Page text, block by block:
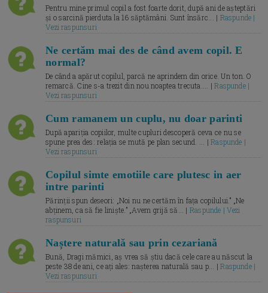
Pentru mine primul copil a fost foarte dorit, după ani de așteptări
și o sarcină pierduta la 16 săptămâni. Sunt însărc... | Raspunde |
Vezi raspunsuri
Ne certăm mai des de când avem copil. E
normal?
De când a apărut copilul, parcă ne aprindem din orice. Un ton. O
remarcă. Cine s-a trezit din nou noaptea trecuta.... |Raspunde |
Vezi raspunsuri
Cum ramanem un cuplu, nu doar parinti
După apariția copiilor, multe cupluri descoperă ceva ce nu se
spune prea des: relația se mută pe plan secund. ... |Raspunde |
Vezi raspunsuri
Copilul simte emotiile care plutesc in aer
intre parinti
Părinții spun deseori: „Noi nu ne certăm în fața copilului.” „Ne
abținem, ca să fie liniște.” „Avem grijă să... | Raspunde | Vezi
raspunsuri
Naștere naturală sau prin cezariană
Bună, Dragi mămici, aș vrea să știu dacă cele care au născut la
peste 38 de ani, ce ați ales: nașterea naturală sau p... |Raspunde |
Vezi raspunsuri